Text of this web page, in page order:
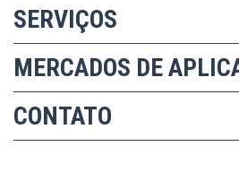
SERVIÇOS
MERCADOS DE
CONTATO